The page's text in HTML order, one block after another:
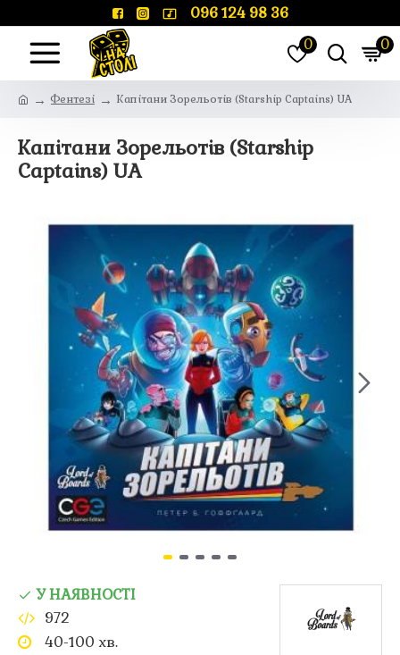
096 124 98 36
0 0
Фентезі Капітани Зорельотів (Starship Captains) UA
Капітани Зорельотів (Starship
Captains) UA
У НАЯВНОСТІ
972
40-100 хв.